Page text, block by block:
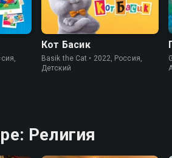
Кот Басик
Basik the Cat • 2022, Россия,
Детский
Религия